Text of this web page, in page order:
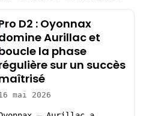
D2 : Oyonnax
Aurillac et
la phase
sur un succès
mai 2026